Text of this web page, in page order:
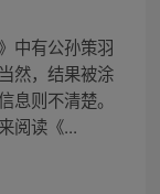
中有公孙策羽
然，结果被涂
息则不清楚。
阅读《...